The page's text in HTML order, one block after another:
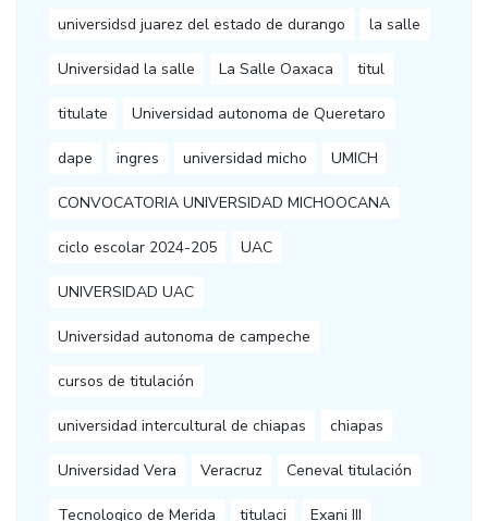
universidsd juarez del estado de durango la salle
Universidad la salle La Salle Oaxaca titul
titulate Universidad autonoma de Queretaro
dape ingres universidad micho UMICH
CONVOCATORIA UNIVERSIDAD MICHOOCANA
ciclo escolar 2024-205 UAC
UNIVERSIDAD UAC
Universidad autonoma de campeche
cursos de titulación
universidad intercultural de chiapas chiapas
Universidad Vera Veracruz Ceneval titulación
Tecnologico de Merida titulaci Exani III